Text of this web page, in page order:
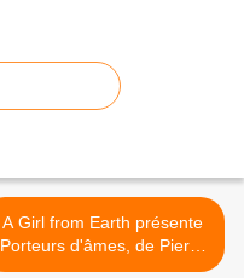
A Girl from Earth présente
Porteurs d'âmes, de Pierre
Bordage >